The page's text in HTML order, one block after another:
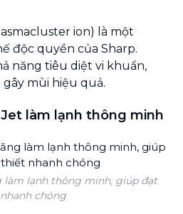
ion) là một
độc quyền của Sharp.
năng tiêu diệt vi khuẩn,
gây mùi hiệu quả.
làm lạnh thông minh
lạnh thông minh, giúp đạt
chóng